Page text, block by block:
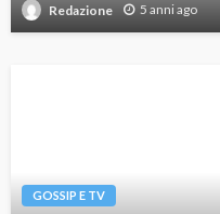
Redazione 5 anni ago
GOSSIP E TV